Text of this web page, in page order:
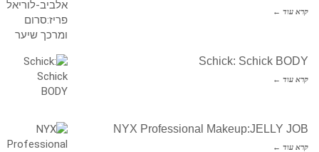
קרא עוד ←
Schick: Schick BODY
קרא עוד ←
NYX Professional Makeup:JELLY JOB
קרא עוד ←